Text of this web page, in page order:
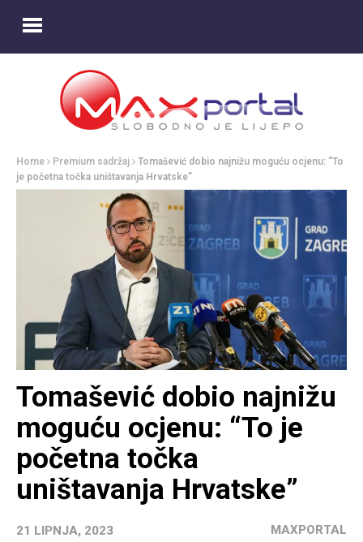
Home Premium sadržaj
Tomašević dobio najnižu moguću ocjenu: “To
je početna točka uništavanja Hrvatske”
Tomašević dobio najnižu
moguću ocjenu: “To je
početna točka
uništavanja Hrvatske”
21 LIPNJA, 2023 MAXPORTAL